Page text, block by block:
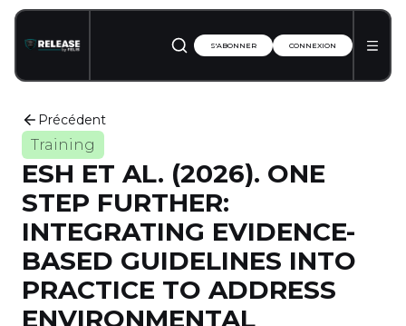
S'ABONNER CONNEXION
Précédent
Training
ESH ET AL. (2026). ONE
STEP FURTHER:
INTEGRATING EVIDENCE-
BASED GUIDELINES INTO
PRACTICE TO ADDRESS
ENVIRONMENTAL